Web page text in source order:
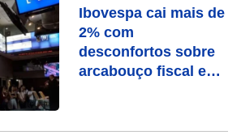
Ibovespa cai mais de
2% com
desconfortos sobre
arcabouço fiscal e